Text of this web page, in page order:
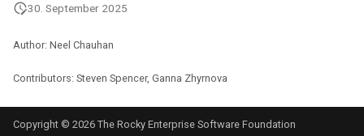
30. September 2025
Author: Neel Chauhan
Contributors: Steven Spencer, Ganna Zhyrnova
Copyright © 2026 The Rocky Enterprise Software Foundation